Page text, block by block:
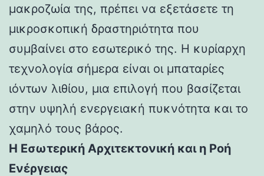
μακροζωία της, πρέπει να εξετάσετε τη
μικροσκοπική δραστηριότητα που
συμβαίνει στο εσωτερικό της. Η κυρίαρχη
τεχνολογία σήμερα είναι οι μπαταρίες
ιόντων λιθίου, μια επιλογή που βασίζεται
στην υψηλή ενεργειακή πυκνότητα και το
χαμηλό τους βάρος.
Η Εσωτερική Αρχιτεκτονική και η Ροή
Ενέργειας